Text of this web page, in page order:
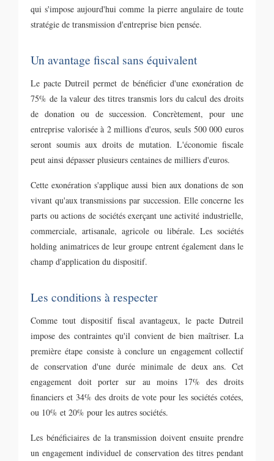
qui s'impose aujourd'hui comme la pierre angulaire de toute
stratégie de transmission d'entreprise bien pensée.
Un avantage fiscal sans équivalent
Le pacte Dutreil permet de bénéficier d'une exonération de
75% de la valeur des titres transmis lors du calcul des droits
de donation ou de succession. Concrètement, pour une
entreprise valorisée à 2 millions d'euros, seuls 500 000 euros
seront soumis aux droits de mutation. L'économie fiscale
peut ainsi dépasser plusieurs centaines de milliers d'euros.
Cette exonération s'applique aussi bien aux donations de son
vivant qu'aux transmissions par succession. Elle concerne les
parts ou actions de sociétés exerçant une activité industrielle,
commerciale, artisanale, agricole ou libérale. Les sociétés
holding animatrices de leur groupe entrent également dans le
champ d'application du dispositif.
Les conditions à respecter
Comme tout dispositif fiscal avantageux, le pacte Dutreil
impose des contraintes qu'il convient de bien maîtriser. La
première étape consiste à conclure un engagement collectif
de conservation d'une durée minimale de deux ans. Cet
engagement doit porter sur au moins 17% des droits
financiers et 34% des droits de vote pour les sociétés cotées,
ou 10% et 20% pour les autres sociétés.
Les bénéficiaires de la transmission doivent ensuite prendre
un engagement individuel de conservation des titres pendant